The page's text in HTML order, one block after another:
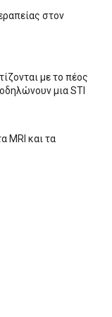
στον
με το πέος
μια STI
MRI και τα